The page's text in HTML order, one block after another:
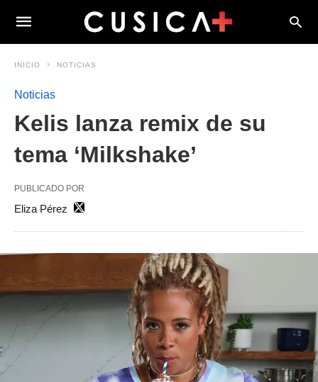
INICIO NOTICIAS
Noticias
Kelis lanza remix de su
tema ‘Milkshake’
PUBLICADO POR
Eliza Pérez